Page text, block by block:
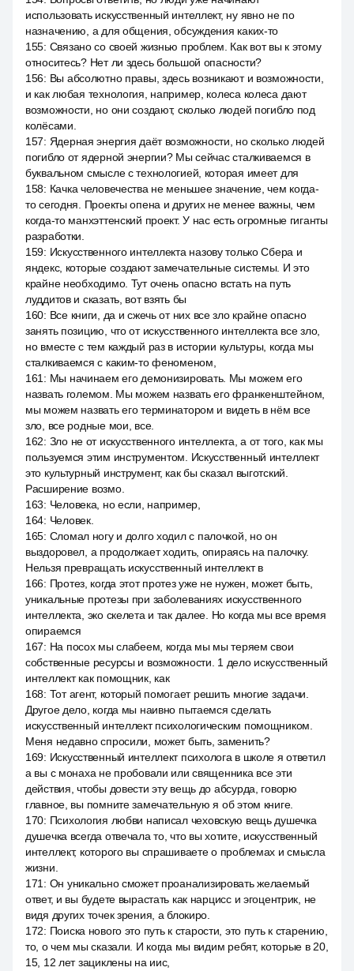
использовать искусственный интеллект, ну явно не по
назначению, а для общения, обсуждения каких-то
155: Связано со своей жизнью проблем. Как вот вы к этому
относитесь? Нет ли здесь большой опасности?
156: Вы абсолютно правы, здесь возникают и возможности,
и как любая технология, например, колеса колеса дают
возможности, но они создают, сколько людей погибло под
колёсами.
157: Ядерная энергия даёт возможности, но сколько людей
погибло от ядерной энергии? Мы сейчас сталкиваемся в
буквальном смысле с технологией, которая имеет для
158: Качка человечества не меньшее значение, чем когда-
то сегодня. Проекты опена и других не менее важны, чем
когда-то манхэттенский проект. У нас есть огромные гиганты
разработки.
159: Искусственного интеллекта назову только Сбера и
яндекс, которые создают замечательные системы. И это
крайне необходимо. Тут очень опасно встать на путь
луддитов и сказать, вот взять бы
160: Все книги, да и сжечь от них все зло крайне опасно
занять позицию, что от искусственного интеллекта все зло,
но вместе с тем каждый раз в истории культуры, когда мы
сталкиваемся с каким-то феноменом,
161 : Мы начинаем его демонизировать. Мы можем его
назвать големом. Мы можем назвать его франкенштейном,
мы можем назвать его терминатором и видеть в нём все
зло, все родные мои, все.
162: Зло не от искусственного интеллекта, а от того, как мы
пользуемся этим инструментом. Искусственный интеллект
это культурный инструмент, как бы сказал выготский.
Расширение возмо.
163: Человека, но если, например,
164: Человек.
165: Сломал ногу и долго ходил с палочкой, но он
выздоровел, а продолжает ходить, опираясь на палочку.
Нельзя превращать искусственный интеллект в
166: Протез, когда этот протез уже не нужен, может быть,
уникальные протезы при заболеваниях искусственного
интеллекта, эко скелета и так далее. Но когда мы все время
опираемся
167: На посох мы слабеем, когда мы мы теряем свои
собственные ресурсы и возможности. 1 дело искусственный
интеллект как помощник, как
168: Тот агент, который помогает решить многие задачи.
Другое дело, когда мы наивно пытаемся сделать
искусственный интеллект психологическим помощником.
Меня недавно спросили, может быть, заменить?
169: Искусственный интеллект психолога в школе я ответил
а вы с монаха не пробовали или священника все эти
действия, чтобы довести эту вещь до абсурда, говорю
главное, вы помните замечательную я об этом книге.
170: Психология любви написал чеховскую вещь душечка
душечка всегда отвечала то, что вы хотите, искусственный
интеллект, которого вы спрашиваете о проблемах и смысла
жизни.
171 : Он уникально сможет проанализировать желаемый
ответ, и вы будете вырастать как нарцисс и эгоцентрик, не
видя других точек зрения, а блокиро.
172: Поиска нового это путь к старости, это путь к старению,
то, о чем мы сказали. И когда мы видим ребят, которые в 20,
15, 12 лет зациклены на иис,